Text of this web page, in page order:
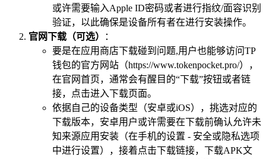
或许需要输入Apple ID密码或者进行指纹/面容识别
验证，以此确保是设备所有者在进行安装操作。
官网下载（可选）
：
要是在应用商店下载碰到问题,用户也能够访问TP
钱包的官方网站（https://www.tokenpocket.pro/），
在官网首页，通常会有醒目的“下载”按钮或者链
接，点击进入下载页面。
依据自己的设备类型（安卓或iOS），挑选对应的
下载版本，安卓用户或许需要在下载前确认允许未
知来源应用安装（在手机的设置 - 安全或隐私选项
中进行设置），接着点击下载链接，下载APK文